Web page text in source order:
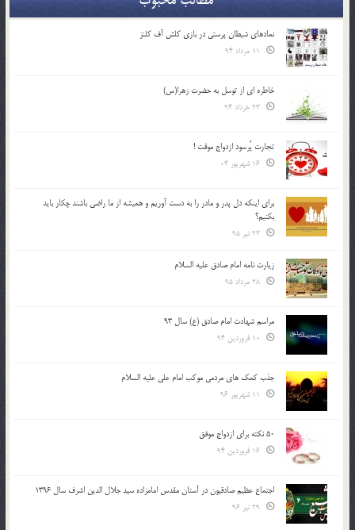
نمادهای شیطان پرستی در بازی کلش آف کلنز
خاطره ای از توسل به حضرت زهرا(س)
تجارت پُرسود ازدواج موقت !
براي اينكه دل پدر و مادر را به دست آوريم و هميشه از ما راضي باشند چكار بايد
بكنيم؟
زیارت نامه امام صادق علیه السلام
مراسم شهادت امام صادق (ع) سال 93
جذب کمک های مردمی موکب امام علی علیه السلام
50 نکته برای ازدواج موفق
اجتماع عظیم صادقیون در آستان مقدس امامزاده سید جلال الدین اشرف سال 1396